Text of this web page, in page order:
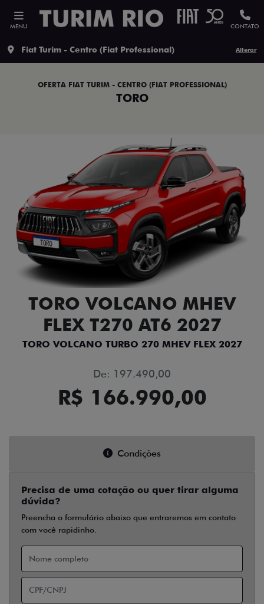
MENU CONTATO
Fiat Turim - Centro (Fiat Professional) Alterar
OFERTA FIAT TURIM - CENTRO (FIAT PROFESSIONAL)
TORO
TORO VOLCANO MHEV
FLEX T270 AT6 2027
TORO VOLCANO TURBO 270 MHEV FLEX 2027
De: 197.490,00
R$ 166.990,00
Condições
Precisa de uma cotação ou quer tirar alguma
dúvida?
Preencha o formulário abaixo que entraremos em contato
com você rapidinho.